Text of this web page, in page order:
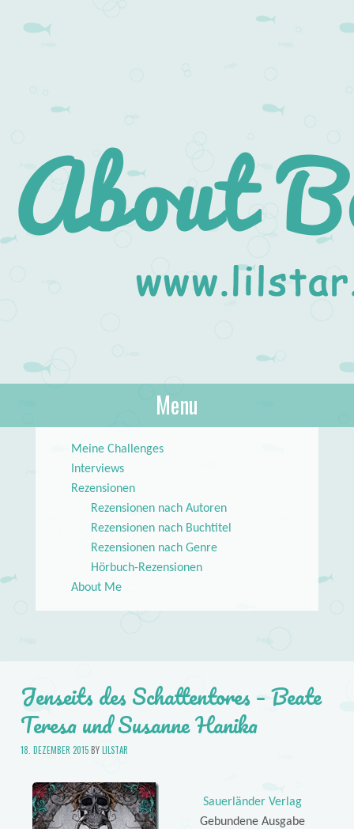
About Books
lilstar.de
Menu
Meine Challenges
Interviews
Rezensionen
Rezensionen nach Autoren
Rezensionen nach Buchtitel
Rezensionen nach Genre
Hörbuch-Rezensionen
About Me
Jenseits des Schattentores – Beate
Teresa und Susanne Hanika
18. DEZEMBER 2015BYLILSTAR
Sauerländer Verlag
Gebundene Ausgabe